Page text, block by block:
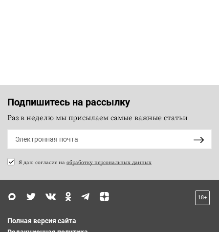
Подпишитесь на рассылку
Раз в неделю мы присылаем самые важные статьи
Я даю согласие на обработку персональных данных
18+
Полная версия сайта